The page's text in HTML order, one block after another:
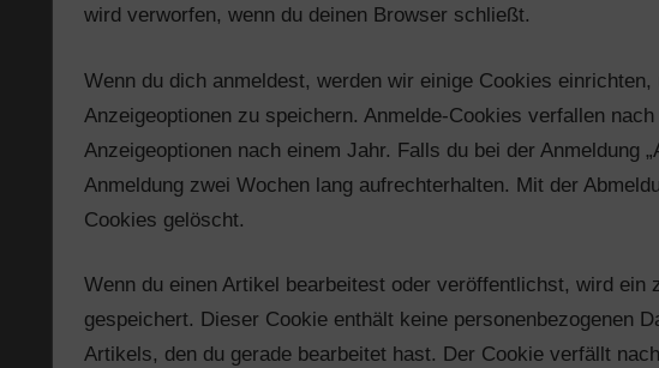
wird verworfen, wenn du deinen Browser schließt.
Wenn du dich anmeldest, werden wir einige Cookies
Anzeigeoptionen zu speichern. Anmelde-Cookies verfallen
Anzeigeoptionen nach einem Jahr. Falls du bei der Anmeldung
Anmeldung zwei Wochen lang aufrechterhalten. Mit der
Cookies gelöscht.
Wenn du einen Artikel bearbeitest oder veröffentlichst, wird ein
gespeichert. Dieser Cookie enthält keine personenbezogenen
Artikels, den du gerade bearbeitet hast. Der Cookie verfällt